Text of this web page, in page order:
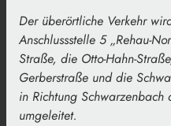
Der überörtliche Verkehr
Anschlussstelle 5 „Rehau-
Straße, die Otto-Hahn-
Gerberstraße und die
in Richtung
umgeleitet.